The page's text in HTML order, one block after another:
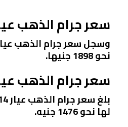
سعر جرام الذهب عيار
وسجل سعر جرامالذهب
نحو 1898 جنيها.
سعر جرام الذهب عيار
لها نحو 1476 جنيه.